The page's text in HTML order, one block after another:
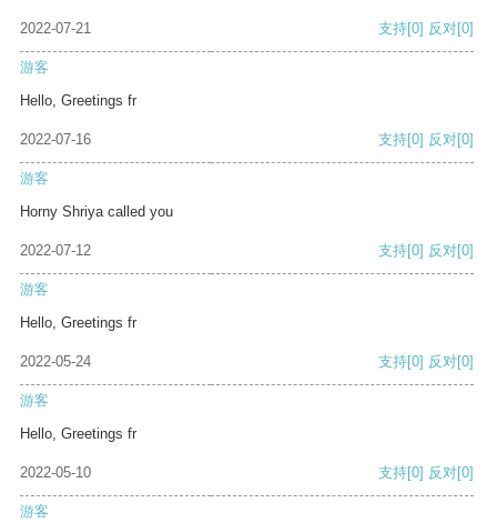
2022-07-21 支持[0] 反对[0]
游客
Hello, Greetings fr
2022-07-16 支持[0] 反对[0]
游客
Horny Shriya called you
2022-07-12 支持[0] 反对[0]
游客
Hello, Greetings fr
2022-05-24 支持[0] 反对[0]
游客
Hello, Greetings fr
2022-05-10 支持[0] 反对[0]
游客